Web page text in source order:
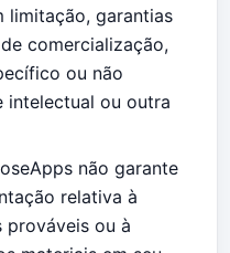
limitação, garantias
comercialização,
ou não
intelectual ou outra
não garante
relativa à
prováveis ​​ou à